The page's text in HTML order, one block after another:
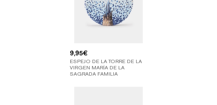
9,95€
ESPEJO DE LA TORRE DE LA
VIRGEN MARÍA DE LA
SAGRADA FAMILIA